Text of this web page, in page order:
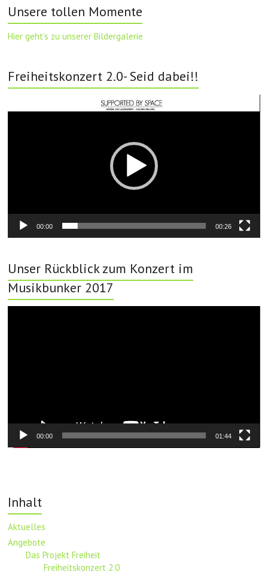
Unsere tollen Momente
Hier geht’s zu unserer Bildergalerie
Freiheitskonzert 2.0- Seid dabei!!
Player
00:00 00:26
Unser Rückblick zum Konzert im
Musikbunker 2017
00:00 01:44
Inhalt
Aktuelles
Angebote
Das Projekt Freiheit
Freiheitskonzert 2.0